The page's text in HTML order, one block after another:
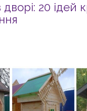
20 ідей